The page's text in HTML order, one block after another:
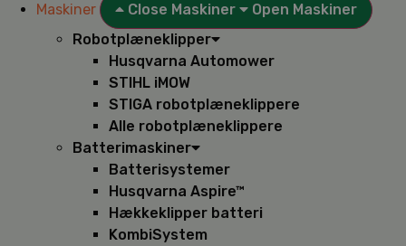
Maskiner
Close Maskiner
Open Maskiner
Robotplæneklipper
Husqvarna Automower
STIHL iMOW
STIGA robotplæneklippere
Alle robotplæneklippere
Batterimaskiner
Batterisystemer
Husqvarna Aspire™
Hækkeklipper batteri
KombiSystem